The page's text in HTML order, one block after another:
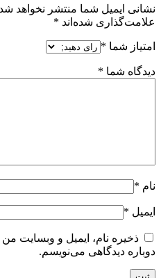
نشانی ایمیل شما منتشر نخواهد
علامت‌گذاری شده‌اند *
امتیاز شما *
دیدگاه شما *
نام *
ایمیل *
ذخیره نام، ایمیل و وبسایت
دوباره دیدگاهی می‌نویسم.